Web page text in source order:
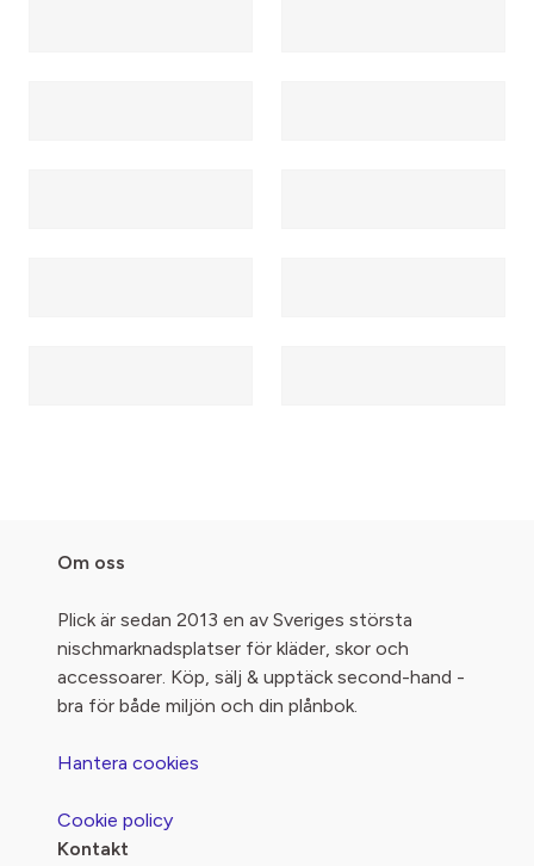
Om oss
Plick är sedan 2013 en av Sveriges största
nischmarknadsplatser för kläder, skor och
accessoarer. Köp, sälj & upptäck second-hand -
bra för både miljön och din plånbok.
Hantera cookies
Cookie policy
Kontakt